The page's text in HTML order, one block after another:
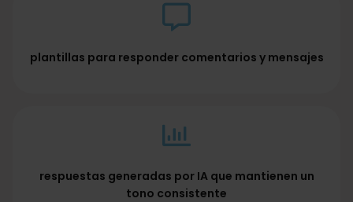
plantillas para responder comentarios y mensajes
respuestas generadas por IA que mantienen un
tono consistente